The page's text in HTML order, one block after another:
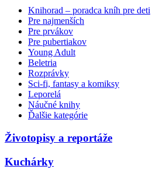
Knihorad – poradca kníh pre deti
Pre najmenších
Pre prvákov
Pre pubertiakov
Young Adult
Beletria
Rozprávky
Sci-fi, fantasy a komiksy
Leporelá
Náučné knihy
Ďalšie kategórie
Životopisy a reportáže
Kuchárky